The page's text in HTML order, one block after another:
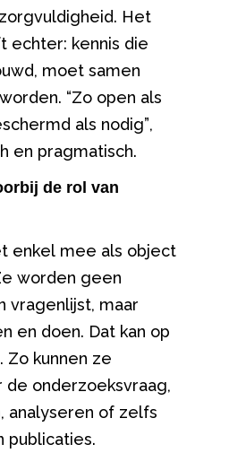
Het
echter: kennis die
moet samen
“Zo open als
als nodig”,
en pragmatisch.
de rol van
enkel mee als object
worden geen
vragenlijst, maar
en doen. Dat kan op
Zo kunnen ze
onderzoeksvraag,
analyseren of zelfs
publicaties.